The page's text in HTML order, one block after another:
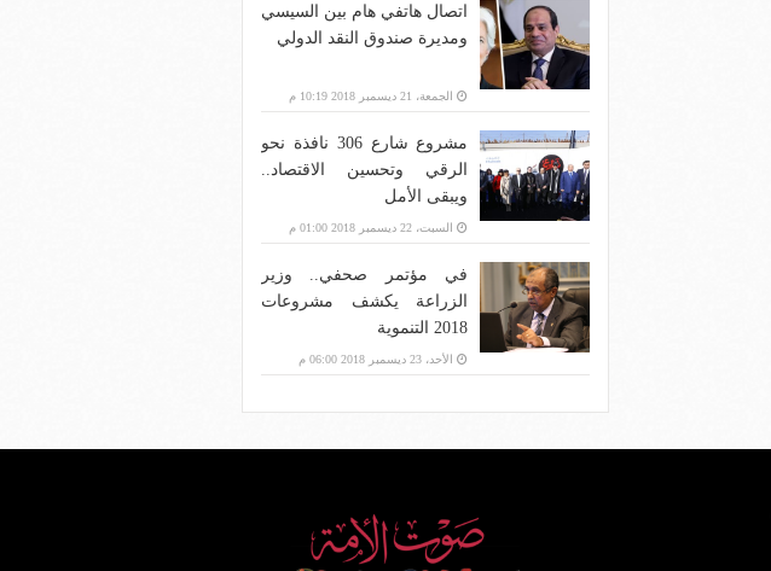
اتصال هاتفي هام بين السيسي
ومديرة صندوق النقد الدولي
الجمعة، 21 ديسمبر 2018 10:19 م
مشروع شارع 306 نافذة نحو
الرقي وتحسين الاقتصاد..
ويبقى الأمل
السبت، 22 ديسمبر 2018 01:00 م
في مؤتمر صحفي.. وزير
الزراعة يكشف مشروعات
2018 التنموية
الأحد، 23 ديسمبر 2018 06:00 م